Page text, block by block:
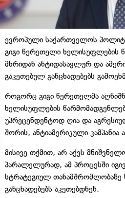
ევროპული საქართველოს
გიგი წერეთელი ხელისუფლების
მხრიდან ანტიდასავლურ და
გაკეთებულ განცხადებებს
როგორც გიგი წერეთელმა
ხელისუფლების
უპრეცენდენტოდ ღია და
შორის, ანტიამერიკული კამპანია
მისივე თქმით, არ აქვს
პარალელურად, ამ პროცესში
სტრატეგიულ თანამშრომლობაზე
განცხადებებს აკეთებდნენ.